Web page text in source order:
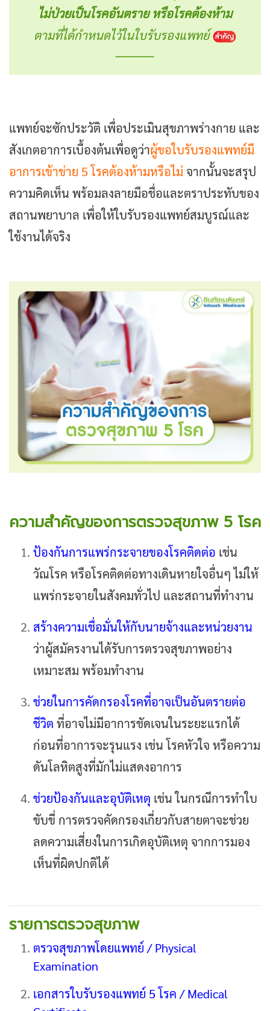
ไม่ป่วยเป็นโรคอันตราย หรือโรคต้องห้าม
ตามที่ได้กำหนดไว้ในใบรับรองแพทย์
แพทย์จะซักประวัติ เพื่อประเมินสุขภาพร่างกาย และ
สังเกตอาการเบื้องต้นเพื่อดูว่าผู้ขอใบรับรองแพทย์มี
อาการเข้าข่าย 5 โรคต้องห้ามหรือไม่ จากนั้นจะสรุป
ความคิดเห็น พร้อมลงลายมือชื่อและตราประทับของ
สถานพยาบาล เพื่อให้ใบรับรองแพทย์สมบูรณ์และ
ใช้งานได้จริง
ความสำคัญของการตรวจสุขภาพ 5 โรค
ป้องกันการแพร่กระจายของโรคติดต่อ เช่น
วัณโรค หรือโรคติดต่อทางเดินหายใจอื่นๆ ไม่ให้
แพร่กระจายในสังคมทั่วไป และสถานที่ทำงาน
สร้างความเชื่อมั่นให้กับนายจ้างและหน่วยงาน
ว่าผู้สมัครงานได้รับการตรวจสุขภาพอย่าง
เหมาะสม พร้อมทำงาน
ช่วยในการคัดกรองโรคที่อาจเป็นอันตรายต่อ
ชีวิต ที่อาจไม่มีอาการชัดเจนในระยะแรกได้
ก่อนที่อาการจะรุนแรง เช่น โรคหัวใจ หรือความ
ดันโลหิตสูงที่มักไม่แสดงอาการ
ช่วยป้องกันและอุบัติเหตุ เช่น ในกรณีการทำใบ
ขับขี่ การตรวจคัดกรองเกี่ยวกับสายตาจะช่วย
ลดความเสี่ยงในการเกิดอุบัติเหตุ จากการมอง
เห็นที่ผิดปกติได้
รายการตรวจสุขภาพ
ตรวจสุขภาพโดยแพทย์ / Physical
Examination
เอกสารใบรับรองแพทย์ 5 โรค / Medical